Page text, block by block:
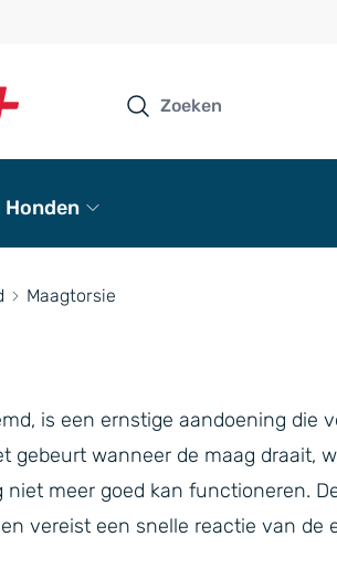
Honden
Maagtorsie
is een ernstige aandoening die
wanneer de maag draait,
meer goed kan functioneren.
vereist een snelle reactie van de